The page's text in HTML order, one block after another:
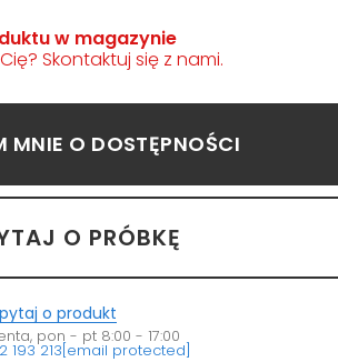
w magazynie
Skontaktuj się z nami.
MNIE O DOSTĘPNOŚCI
O PRÓBKĘ
o produkt
pon - pt 8:00 - 17:00
193 213[email protected]